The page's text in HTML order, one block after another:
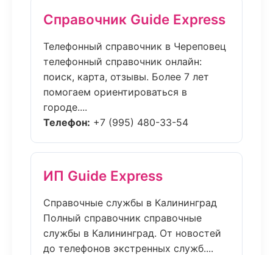
Справочник Guide Express
Телефонный справочник в Череповец
телефонный справочник онлайн:
поиск, карта, отзывы. Более 7 лет
помогаем ориентироваться в
городе....
Телефон: +7 (995) 480-33-54
ИП Guide Express
Справочные службы в Калининград
Полный справочник справочные
службы в Калининград. От новостей
до телефонов экстренных служб....